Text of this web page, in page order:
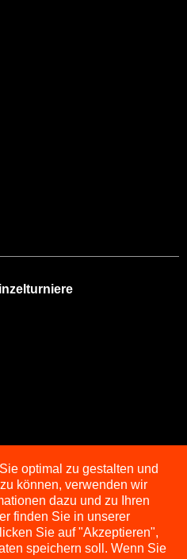
optimal zu gestalten und
können, verwenden wir
dazu und zu Ihren
finden Sie in unserer
Sie auf "Akzeptieren",
speichern soll. Wenn Sie